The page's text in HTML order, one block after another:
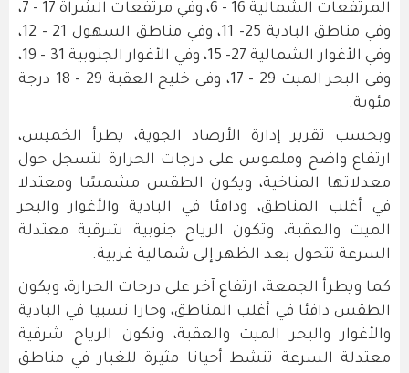
المرتفعات الشمالية 16 - 6، وفي مرتفعات الشراة 17 - 7،
وفي مناطق البادية 25- 11، وفي مناطق السهول 21 - 12،
وفي الأغوار الشمالية 27- 15، وفي الأغوار الجنوبية 31 - 19،
وفي البحر الميت 29 - 17، وفي خليج العقبة 29 - 18 درجة
مئوية.
وبحسب تقرير إدارة الأرصاد الجوية، يطرأ الخميس،
ارتفاع واضح وملموس على درجات الحرارة لتسجل حول
معدلاتها المناخية، ويكون الطقس مشمسًا ومعتدلا
في أغلب المناطق، ودافئا في البادية والأغوار والبحر
الميت والعقبة، وتكون الرياح جنوبية شرقية معتدلة
السرعة تتحول بعد الظهر إلى شمالية غربية.
كما ويطرأ الجمعة، ارتفاع آخر على درجات الحرارة، ويكون
الطقس دافئا في أغلب المناطق، وحارا نسبيا في البادية
والأغوار والبحر الميت والعقبة، وتكون الرياح شرقية
معتدلة السرعة تنشط أحيانا مثيرة للغبار في مناطق